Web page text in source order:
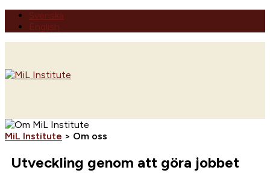
Skip
Svenska
English
Home
MiL Institute > Om oss
Utveckling genom att göra jobbet